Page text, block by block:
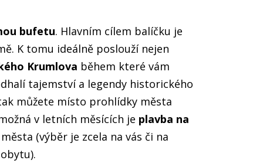
bufetu. Hlavním cílem balíčku je
K tomu ideálně poslouží nejen
Krumlova během které vám
tajemství a legendy historického
můžete místo prohlídky města
v letních měsících je plavba na
(výběr je zcela na vás či na